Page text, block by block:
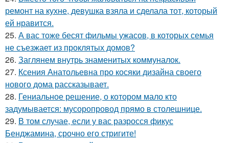
ремонт на кухне, девушка взяла и сделала тот, который
ей нравится.
25. А вас тоже бесят фильмы ужасов, в которых семья
не съезжает из проклятых домов?
26. Заглянем внутрь знаменитых коммуналок.
27. Ксения Анатольевна про косяки дизайна своего
нового дома рассказывает.
28. Гениальное решение, о котором мало кто
задумывается: мусоропровод прямо в столешнице.
29. В том случае, если у вас разросся фикус
Бенджамина, срочно его стригите!